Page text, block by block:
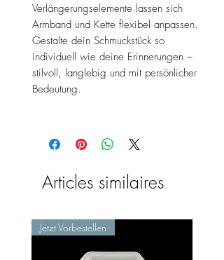
Verlängerungselemente lassen sich
Armband und Kette flexibel anpassen.
Gestalte dein Schmuckstück so
individuell wie deine Erinnerungen –
stilvoll, langlebig und mit persönlicher
Bedeutung.
Articles similaires
Jetzt Vorbestellen